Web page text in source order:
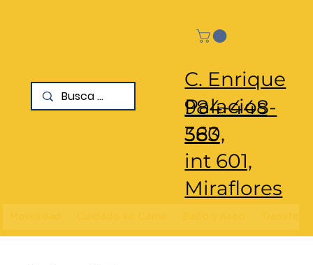
C. Enrique
Palacios
360,
int 601,
Miraflores
984-448-
583